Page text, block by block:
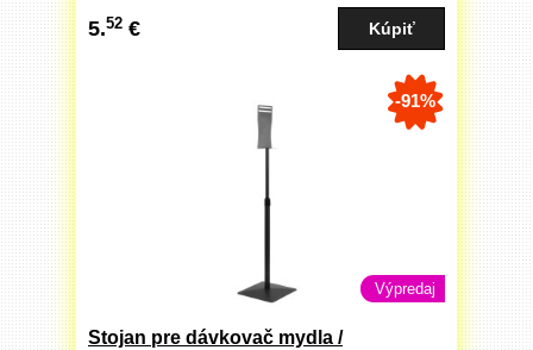
5.52 €
Výpredaj
Stojan pre dávkovač mydla /
-91%